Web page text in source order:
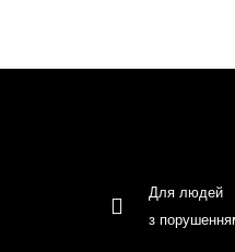
Для людей
з